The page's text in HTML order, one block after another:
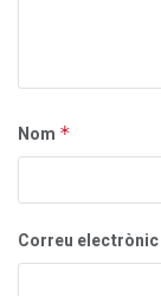
Nom *
Correu electrònic